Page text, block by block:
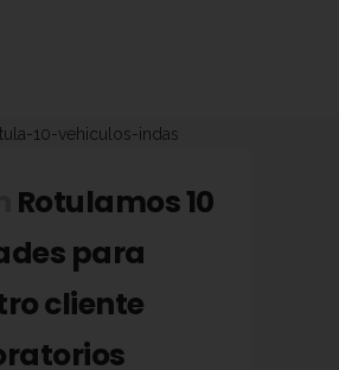
Rotulamos 10
para
cliente